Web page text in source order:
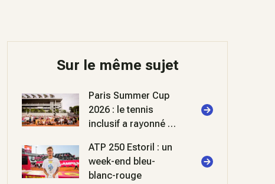
Sur le même sujet
Paris Summer Cup
2026 : le tennis
inclusif a rayonné à
ATP 250 Estoril : un
week-end bleu-
blanc-rouge